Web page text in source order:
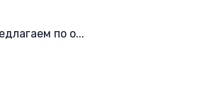
по о...